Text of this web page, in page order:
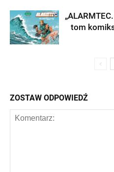
tom
ZOSTAW ODPOWIEDŹ